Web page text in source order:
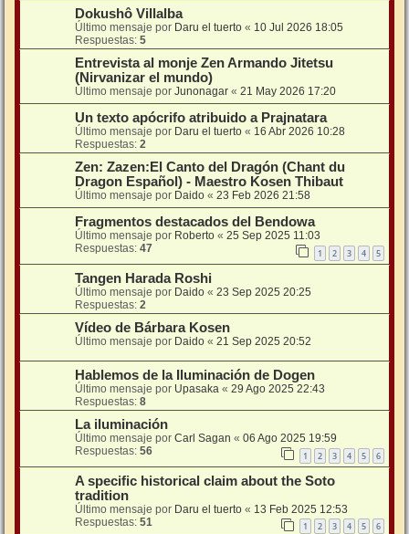
Dokushô Villalba
Último mensaje por Daru el tuerto « 10 Jul 2026 18:05
Respuestas: 5
Entrevista al monje Zen Armando Jitetsu
(Nirvanizar el mundo)
Último mensaje por Junonagar « 21 May 2026 17:20
Un texto apócrifo atribuido a Prajnatara
Último mensaje por Daru el tuerto « 16 Abr 2026 10:28
Respuestas: 2
Zen: Zazen:El Canto del Dragón (Chant du
Dragon Español) - Maestro Kosen Thibaut
Último mensaje por Daido « 23 Feb 2026 21:58
Fragmentos destacados del Bendowa
Último mensaje por Roberto « 25 Sep 2025 11:03
Respuestas: 47 1 2 3 4 5
Tangen Harada Roshi
Último mensaje por Daido « 23 Sep 2025 20:25
Respuestas: 2
Vídeo de Bárbara Kosen
Último mensaje por Daido « 21 Sep 2025 20:52
Hablemos de la Iluminación de Dogen
Último mensaje por Upasaka « 29 Ago 2025 22:43
Respuestas: 8
La iluminación
Último mensaje por Carl Sagan « 06 Ago 2025 19:59
Respuestas: 56 1 2 3 4 5 6
A specific historical claim about the Soto
tradition
Último mensaje por Daru el tuerto « 13 Feb 2025 12:53
Respuestas: 51 1 2 3 4 5 6